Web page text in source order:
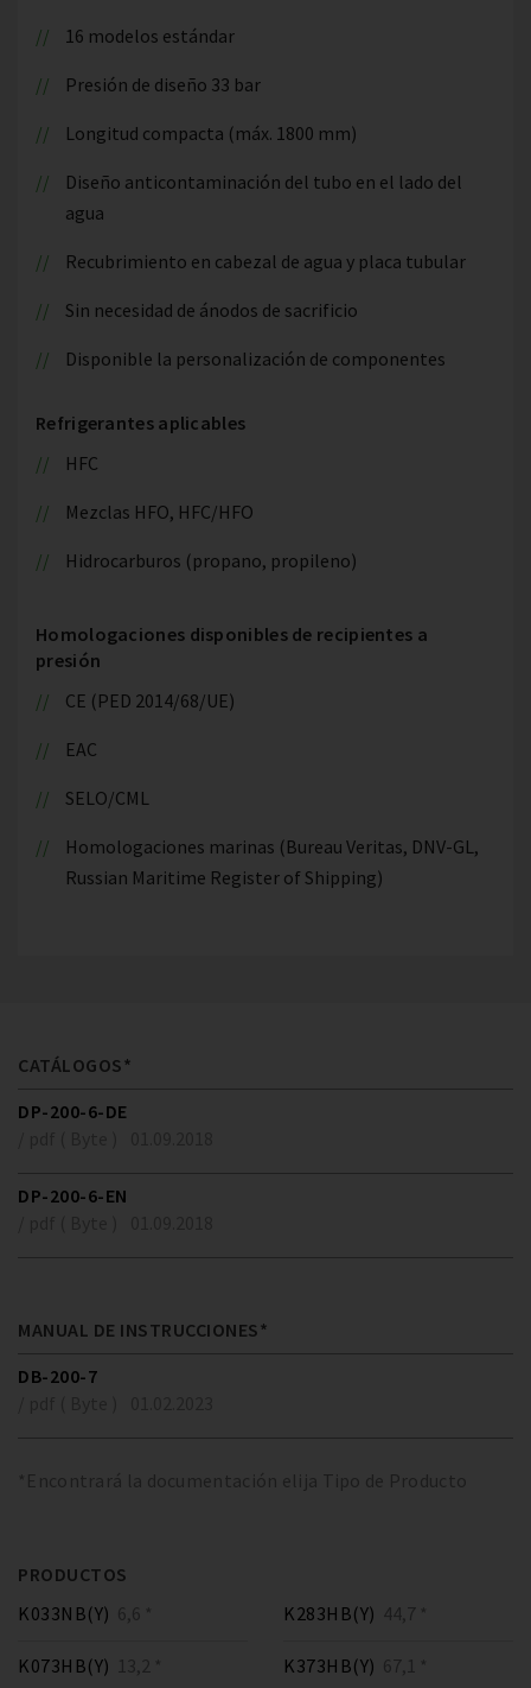
16 modelos estándar
Presión de diseño 33 bar
Longitud compacta (máx. 1800 mm)
Diseño anticontaminación del tubo en el lado del
agua
Recubrimiento en cabezal de agua y placa tubular
Sin necesidad de ánodos de sacrificio
Disponible la personalización de componentes
Refrigerantes aplicables
HFC
Mezclas HFO, HFC/HFO
Hidrocarburos (propano, propileno)
Homologaciones disponibles de recipientes a
presión
CE (PED 2014/68/UE)
EAC
SELO/CML
Homologaciones marinas (Bureau Veritas, DNV-GL,
Russian Maritime Register of Shipping)
CATÁLOGOS*
DP-200-6-DE
DP-200-6-EN
MANUAL DE INSTRUCCIONES*
DB-200-7
*Encontrará la documentación elija Tipo de Producto
PRODUCTOS
K033NB(Y) 6,6 *
K073HB(Y) 13,2 *
K283HB(Y) 44,7 *
K373HB(Y) 67,1 *